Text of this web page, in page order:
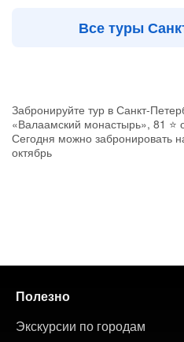
Все туры
Забронируйте тур в Санкт-
«Валаамский монастырь», 81 ⭐
Сегодня можно забронировать
октябрь
Полезно
Экскурсии по городам